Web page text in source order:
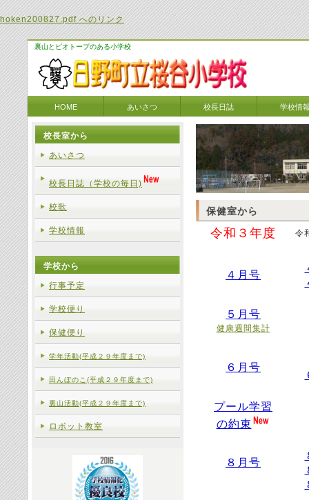
hoken200827.pdf へのリンク
裏山とビオトープのある小学校
HOME あいさつ 校長日誌 学校情
保健室から
令和３年度 令
４月号
５月号
健康週間集計
６月号
プール学習
の約束
８月号
校長室から
あいさつ
校長日誌（学校の毎日)
校歌
学校情報
学校から
行事予定
学校便り
保健便り
学年活動(平成２９年度まで)
田んぼのこ(平成２９年度まで)
裏山活動(平成２９年度まで)
ロボット教室